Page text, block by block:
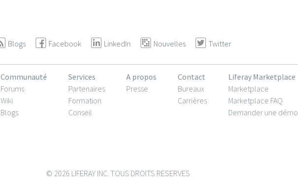
Blogs Facebook LinkedIn Nouvelles Twitter
Communauté
Forums
Wiki
Blogs
Services
Partenaires
Formation
Conseil
A propos
Presse
Contact
Bureaux
Carrières
Liferay Marketplace
Marketplace
Marketplace FAQ
Demander une démo
© 2026 LIFERAY INC. TOUS DROITS RESERVES